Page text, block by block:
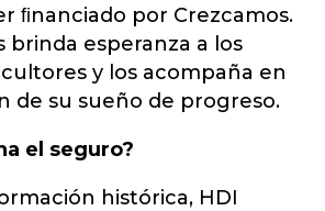
ﬁnanciado por Crezcamos.
brinda esperanza a los
y los acompaña en
de su sueño de progreso.
el seguro?
histórica, HDI